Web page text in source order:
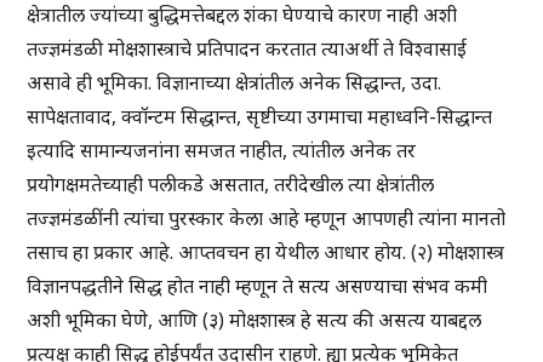
क्षेत्रातील ज्यांच्या बुद्धिमत्तेबद्दल शंका घेण्याचे कारण नाही अशी
तज्ज्ञमंडळी मोक्षशास्त्राचे प्रतिपादन करतात त्याअर्थी ते विश्वासाई
असावे ही भूमिका. विज्ञानाच्या क्षेत्रांतील अनेक सिद्धान्त, उदा.
सापेक्षतावाद, क्वॉन्टम सिद्धान्त, सृष्टीच्या उगमाचा महाध्वनि-सिद्धान्त
इत्यादि सामान्यजनांना समजत नाहीत, त्यांतील अनेक तर
प्रयोगक्षमतेच्याही पलीकडे असतात, तरीदेखील त्या क्षेत्रांतील
तज्ज्ञमंडळींनी त्यांचा पुरस्कार केला आहे म्हणून आपणही त्यांना मानतो
तसाच हा प्रकार आहे. आप्तवचन हा येथील आधार होय. (२) मोक्षशास्त्र
विज्ञानपद्धतीने सिद्ध होत नाही म्हणून ते सत्य असण्याचा संभव कमी
अशी भूमिका घेणे, आणि (३) मोक्षशास्त्र हे सत्य की असत्य याबद्दल
प्रत्यक्ष काही सिद्ध होईपर्यंत उदासीन राहणे. ह्या प्रत्येक भूमिकेत